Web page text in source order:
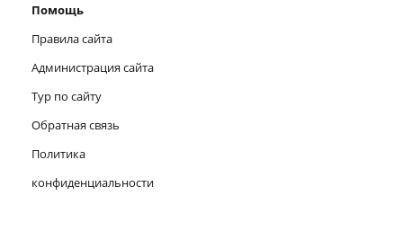
Помощь
Правила сайта
Администрация сайта
Тур по сайту
Обратная связь
Политика
конфиденциальности